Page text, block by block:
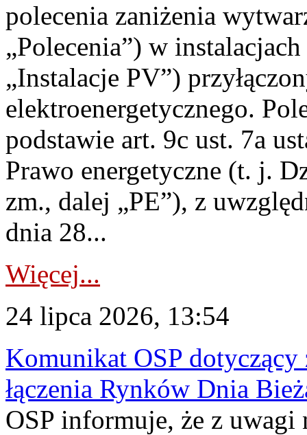
polecenia zaniżenia
„Polecenia”) w
„Instalacje PV”)
elektroenergetycznego.
podstawie art. 9c ust. 7a
Prawo energetyczne (t. j.
zm., dalej „PE”), z
dnia 28...
Więcej...
24 lipca 2026, 13:54
Komunikat OSP dotyczący
łączenia Rynków Dnia
OSP informuje, że z uwagi